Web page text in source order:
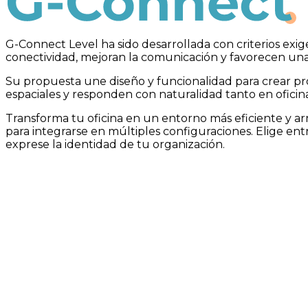
G-Connect
G-Connect Level ha sido desarrollada con criterios
conectividad, mejoran la comunicación y favorecen
Su propuesta une diseño y funcionalidad para crear
espaciales y responden con naturalidad tanto en
Transforma tu oficina en un entorno más eficiente y
para integrarse en múltiples configuraciones. Elige
exprese la identidad de tu organización.